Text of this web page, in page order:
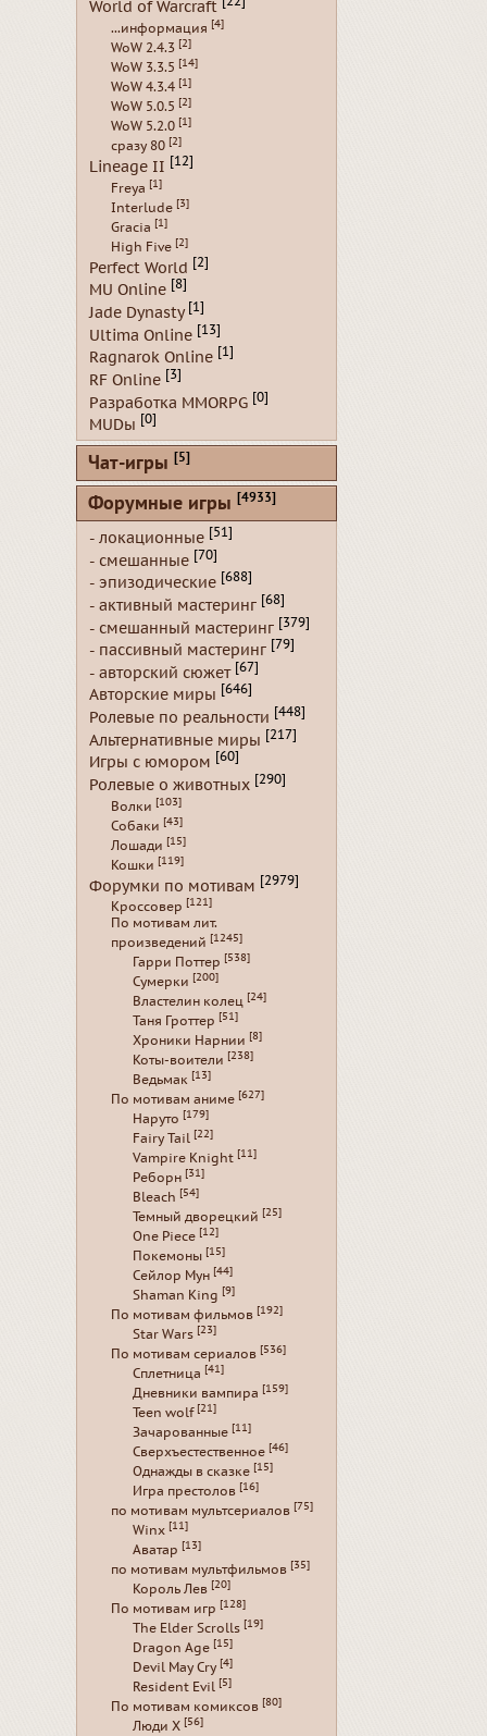
World of Warcraft
...информация [4]
WoW 2.4.3 [2]
WoW 3.3.5 [14]
WoW 4.3.4 [1]
WoW 5.0.5 [2]
WoW 5.2.0 [1]
сразу 80 [2]
Lineage II [12]
Freya [1]
Interlude [3]
Gracia [1]
High Five [2]
Perfect World [2]
MU Online [8]
Jade Dynasty [1]
Ultima Online [13]
Ragnarok Online [1]
RF Online [3]
Разработка MMORPG [0]
MUDы [0]
Чат-игры [5]
Форумные игры [4933]
- локационные [51]
- смешанные [70]
- эпизодические [688]
- активный мастеринг [68]
- смешанный мастеринг [379]
- пассивный мастеринг [79]
- авторский сюжет [67]
Авторские миры [646]
Ролевые по реальности [448]
Альтернативные миры [217]
Игры с юмором [60]
Ролевые о животных [290]
Волки [103]
Собаки [43]
Лошади [15]
Кошки [119]
Форумки по мотивам [2979]
Кроссовер [121]
По мотивам лит.
произведений [1245]
Гарри Поттер [538]
Сумерки [200]
Властелин колец [24]
Таня Гроттер [51]
Хроники Нарнии [8]
Коты-воители [238]
Ведьмак [13]
По мотивам аниме [627]
Наруто [179]
Fairy Tail [22]
Vampire Knight [11]
Реборн [31]
Bleach [54]
Темный дворецкий [25]
One Piece [12]
Покемоны [15]
Сейлор Мун [44]
Shaman King [9]
По мотивам фильмов [192]
Star Wars [23]
По мотивам сериалов [536]
Сплетница [41]
Дневники вампира [159]
Teen wolf [21]
Зачарованные [11]
Сверхъестественное [46]
Однажды в сказке [15]
Игра престолов [16]
по мотивам мультсериалов [75]
Winx [11]
Аватар [13]
по мотивам мультфильмов [35]
Король Лев [20]
По мотивам игр [128]
The Elder Scrolls [19]
Dragon Age [15]
Devil May Cry [4]
Resident Evil [5]
По мотивам комиксов [80]
Люди Х [56]